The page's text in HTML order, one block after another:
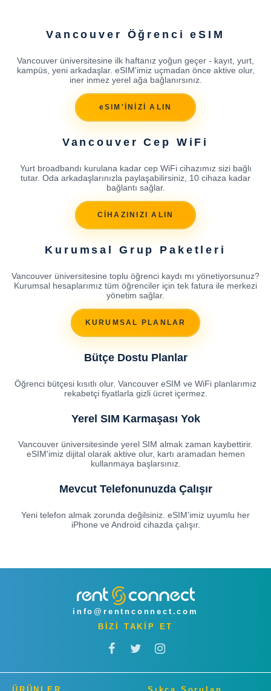
Vancouver Öğrenci eSIM
Vancouver üniversitesine ilk haftanız yoğun geçer - kayıt, yurt,
kampüs, yeni arkadaşlar. eSIM'imiz uçmadan önce aktive olur,
iner inmez yerel ağa bağlanırsınız.
eSIM'İNİZİ ALIN
Vancouver Cep WiFi
Yurt broadbandı kurulana kadar cep WiFi cihazımız sizi bağlı
tutar. Oda arkadaşlarınızla paylaşabilirsiniz, 10 cihaza kadar
bağlantı sağlar.
CİHAZINIZI ALIN
Kurumsal Grup Paketleri
Vancouver üniversitesine toplu öğrenci kaydı mı yönetiyorsunuz?
Kurumsal hesaplarımız tüm öğrenciler için tek fatura ile merkezi
yönetim sağlar.
KURUMSAL PLANLAR
Bütçe Dostu Planlar
Öğrenci bütçesi kısıtlı olur. Vancouver eSIM ve WiFi planlarımız
rekabetçi fiyatlarla gizli ücret içermez.
Yerel SIM Karmaşası Yok
Vancouver üniversitesinde yerel SIM almak zaman kaybettirir.
eSIM'imiz dijital olarak aktive olur, kartı aramadan hemen
kullanmaya başlarsınız.
Mevcut Telefonunuzda Çalışır
Yeni telefon almak zorunda değilsiniz. eSIM'imiz uyumlu her
iPhone ve Android cihazda çalışır.
info@rentnconnect.com
BİZİ TAKİP ET